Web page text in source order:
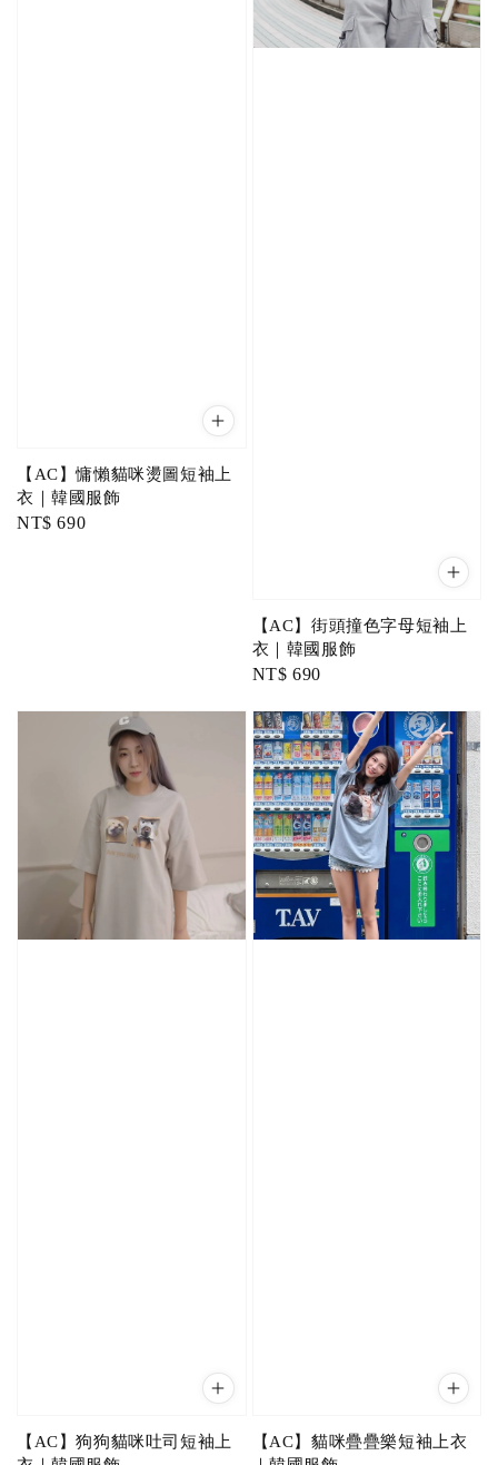
【AC】慵懶貓咪燙圖短袖上
衣｜韓國服飾
Regular
NT$ 690
【AC】街頭撞色字母短袖上
衣｜韓國服飾
Regular
NT$ 690
【AC】狗狗貓咪吐司短袖上
【AC】貓咪疊疊樂短袖上衣